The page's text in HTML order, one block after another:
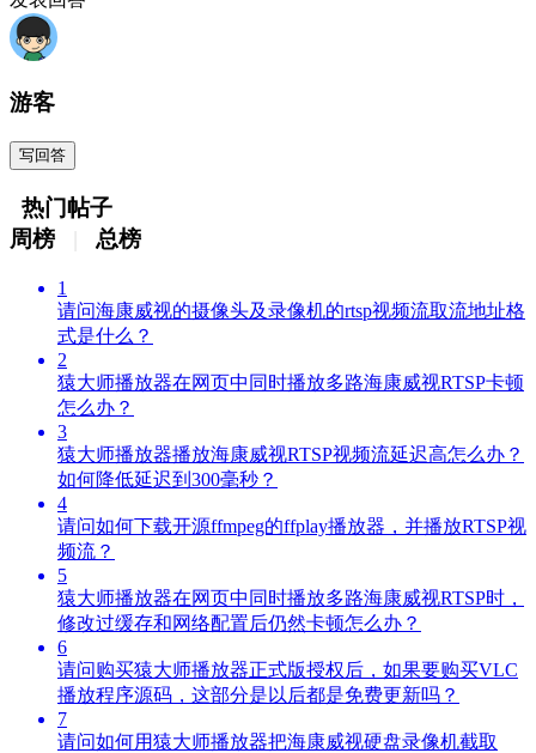
游客
写回答
热门帖子
周榜
总榜
1
请问海康威视的摄像头及录像机的rtsp视频流取流地址格
式是什么？
2
猿大师播放器在网页中同时播放多路海康威视RTSP卡顿
怎么办？
3
猿大师播放器播放海康威视RTSP视频流延迟高怎么办？
如何降低延迟到300毫秒？
4
请问如何下载开源ffmpeg的ffplay播放器，并播放RTSP视
频流？
5
猿大师播放器在网页中同时播放多路海康威视RTSP时，
修改过缓存和网络配置后仍然卡顿怎么办？
6
请问购买猿大师播放器正式版授权后，如果要购买VLC
播放程序源码，这部分是以后都是免费更新吗？
7
请问如何用猿大师播放器把海康威视硬盘录像机截取